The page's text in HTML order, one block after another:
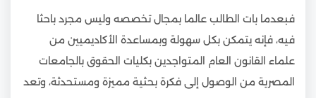
فبعدما بات الطالب عالما بمجال تخصصه وليس مجرد باحثا
فيه، فإنه يتمكن بكل سهولة وبمساعدة الأكاديميين من
علماء القانون العام المتواجدين بكليات الحقوق بالجامعات
المصرية من الوصول إلى فكرة بحثية مميزة ومستحدثة، وتعد